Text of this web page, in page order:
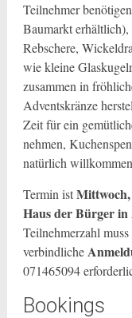
Teilnehmer
Baumarkt
Rebschere,
wie kleine
zusammen in
Adventskränze
Zeit für ein
nehmen,
natürlich
Termin istMittwoch,
Haus der Bürger
Teilnehmerzahl
verbindliche
071465094
Bookings